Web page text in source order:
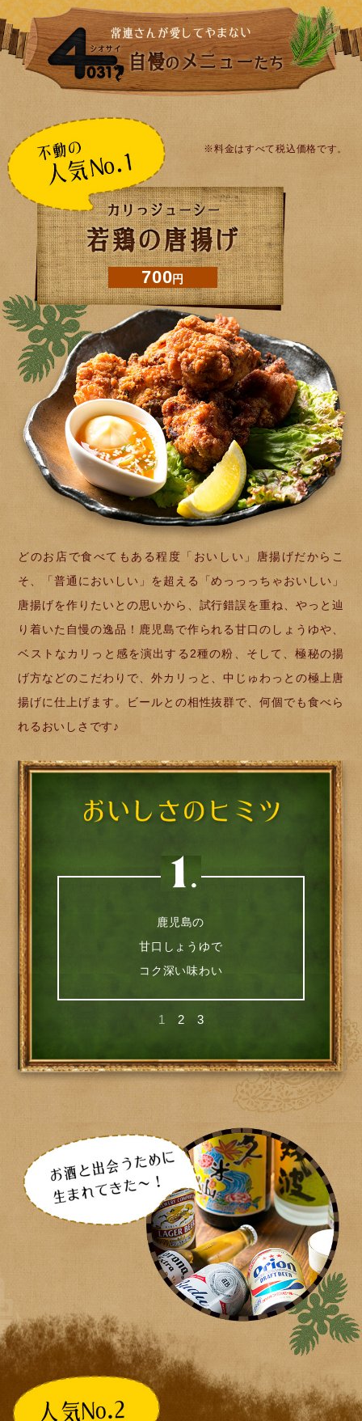
※料金はすべて税込価格です。
700円
どのお店で食べてもある程度「おいしい」唐揚げだからこ
そ、「普通においしい」を超える「めっっっちゃおいしい」
唐揚げを作りたいとの思いから、試行錯誤を重ね、やっと辿
り着いた自慢の逸品！鹿児島で作られる甘口のしょうゆや、
ベストなカリっと感を演出する2種の粉、そして、極秘の揚
げ方などのこだわりで、外カリっと、中じゅわっとの極上唐
揚げに仕上げます。ビールとの相性抜群で、何個でも食べら
れるおいしさです♪
鹿児島の
甘口しょうゆで
コク深い味わい
1 2 3